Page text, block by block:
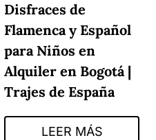
Disfraces de
Flamenca y Español
para Niños en
Alquiler en Bogotá |
Trajes de España
LEER MÁS